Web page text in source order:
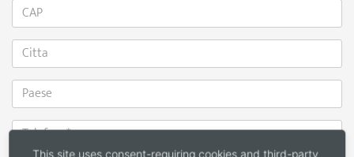
This site uses consent-requiring cookies and third-party